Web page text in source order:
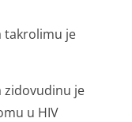
takrolimu je
zidovudinu je
u HIV